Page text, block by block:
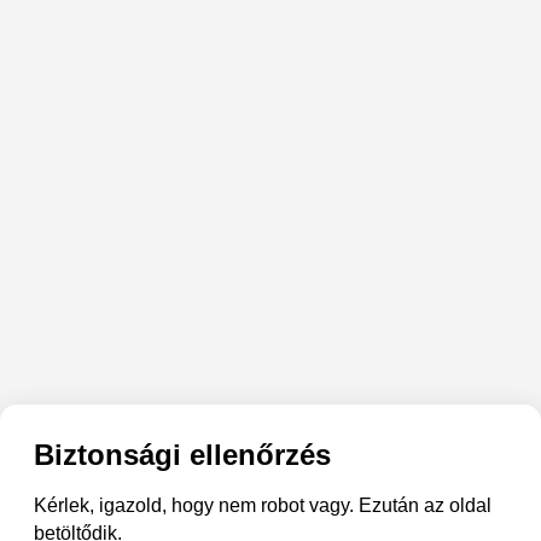
Biztonsági ellenőrzés
Kérlek, igazold, hogy nem robot vagy. Ezután az oldal
betöltődik.